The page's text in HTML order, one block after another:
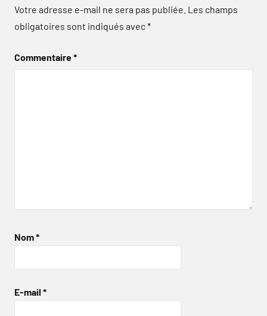
Votre adresse e-mail ne sera pas publiée. Les champs
obligatoires sont indiqués avec*
Commentaire*
Nom*
E-mail *